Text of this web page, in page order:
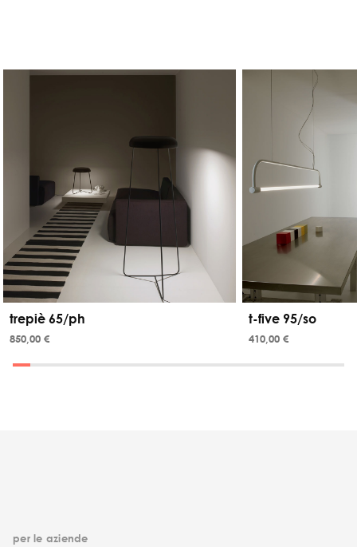
trepiè 65/ph
850,00 €
t-five 95/so
410,00 €
per le aziende